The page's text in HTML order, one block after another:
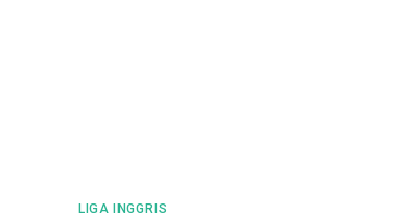
LIGA INGGRIS